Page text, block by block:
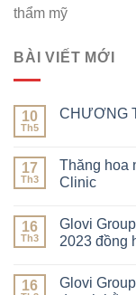
thẩm mỹ
BÀI VIẾT MỚI
10
Th5
CHƯƠNG
17
Th3
Thăng hoa
Clinic
16
Th3
Glovi
2023 đồng
16
Glovi